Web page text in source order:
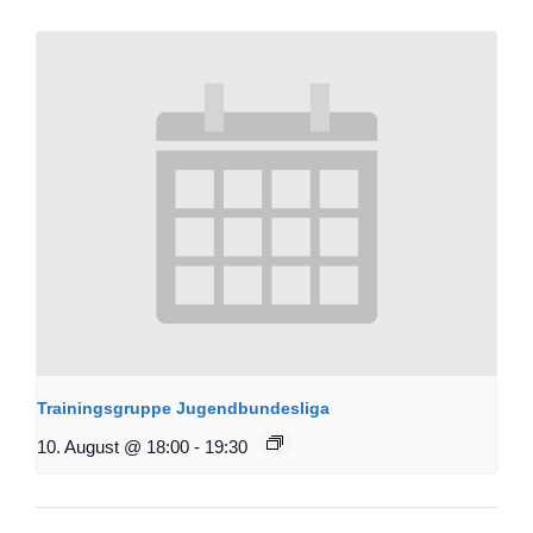
Trainingsgruppe Jugendbundesliga
10. August @ 18:00 - 19:30